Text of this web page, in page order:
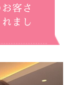
客さ
まし